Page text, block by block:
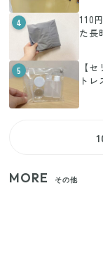
4
110
た長
5
【
ト
MORE その他